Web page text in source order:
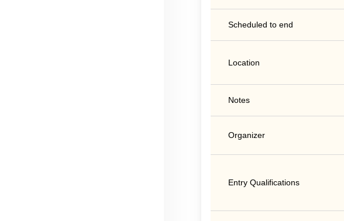
Scheduled to end
Location
Notes
Organizer
Entry Qualifications